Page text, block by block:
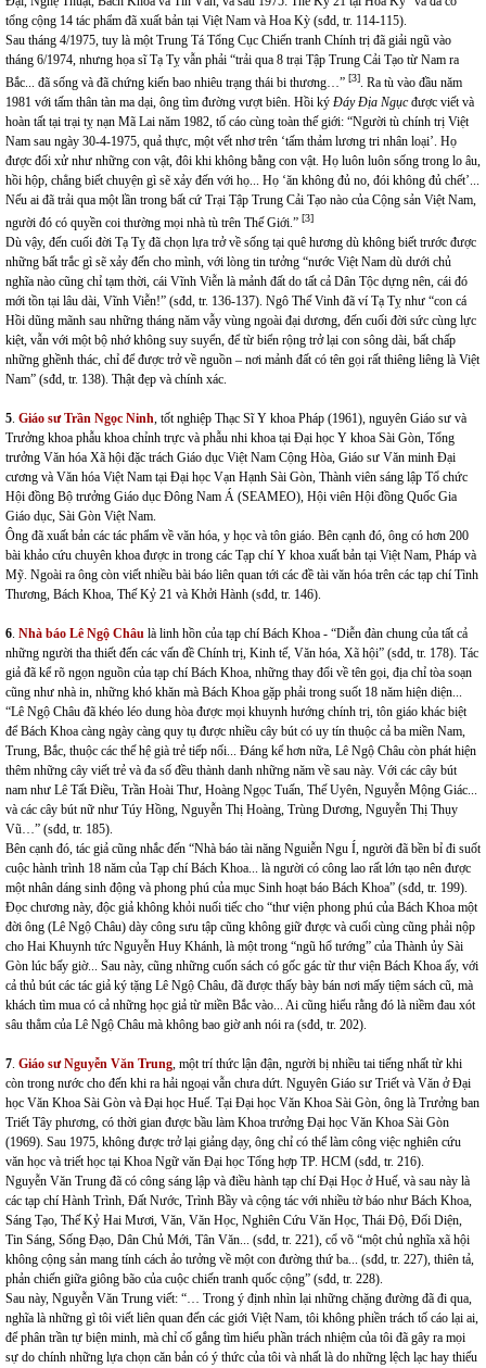
tổng cộng 14 tác phẩm đã xuất bản tại Việt Nam và Hoa Kỳ (sđd, tr. 114-115).
Sau tháng 4/1975, tuy là một Trung Tá Tổng Cục Chiến tranh Chính trị đã giải ngũ vào
tháng 6/1974, nhưng họa sĩ Tạ Tỵ vẫn phải “trải qua 8 trại Tập Trung Cải Tạo từ Nam ra
Bắc... đã sống và đã chứng kiến bao nhiêu trạng thái bi thương…” [3]. Ra tù vào đầu năm
1981 với tấm thân tàn ma dại, ông tìm đường vượt biên. Hồi ký Đáy Địa Ngụcđược viết và
hoàn tất tại trại tỵ nạn Mã Lai năm 1982, tố cáo cùng toàn thế giới: “Người tù chính trị Việt
Nam sau ngày 30-4-1975, quả thực, một vết nhơ trên ‘tấm thảm lương tri nhân loại’. Họ
được đối xử như những con vật, đôi khi không bằng con vật. Họ luôn luôn sống trong lo âu,
hồi hộp, chẳng biết chuyện gì sẽ xảy đến với họ... Họ ‘ăn không đủ no, đói không đủ chết’...
Nếu ai đã trải qua một lần trong bất cứ Trại Tập Trung Cải Tạo nào của Cộng sản Việt Nam,
người đó có quyền coi thường mọi nhà tù trên Thế Giới.” [3]
Dù vậy, đến cuối đời Tạ Tỵ đã chọn lựa trở về sống tại quê hương dù không biết trước được
những bất trắc gì sẽ xảy đến cho mình, với lòng tin tưởng “nước Việt Nam dù dưới chủ
nghĩa nào cũng chỉ tạm thời, cái Vĩnh Viễn là mảnh đất do tất cả Dân Tộc dựng nên, cái đó
mới tồn tại lâu dài, Vĩnh Viễn!” (sđd, tr. 136-137). Ngô Thế Vinh đã ví Tạ Tỵ như “con cá
Hồi dũng mãnh sau những tháng năm vẫy vùng ngoài đại dương, đến cuối đời sức cùng lực
kiệt, vẫn với một bộ nhớ không suy suyển, để từ biển rộng trở lại con sông dài, bất chấp
những ghềnh thác, chỉ để được trở về nguồn – nơi mảnh đất có tên gọi rất thiêng liêng là Việt
Nam” (sđd, tr. 138). Thật đẹp và chính xác.
5. Giáo sư Trần Ngọc Ninh, tốt nghiệp Thạc Sĩ Y khoa Pháp (1961), nguyên Giáo sư và
Trưởng khoa phẫu khoa chỉnh trực và phẫu nhi khoa tại Đại học Y khoa Sài Gòn, Tổng
trưởng Văn hóa Xã hội đặc trách Giáo dục Việt Nam Cộng Hòa, Giáo sư Văn minh Đại
cương và Văn hóa Việt Nam tại Đại học Vạn Hạnh Sài Gòn, Thành viên sáng lập Tổ chức
Hội đồng Bộ trưởng Giáo dục Đông Nam Á (SEAMEO), Hội viên Hội đồng Quốc Gia
Giáo dục, Sài Gòn Việt Nam.
Ông đã xuất bản các tác phẩm về văn hóa, y học và tôn giáo. Bên cạnh đó, ông có hơn 200
bài khảo cứu chuyên khoa được in trong các Tạp chí Y khoa xuất bản tại Việt Nam, Pháp và
Mỹ. Ngoài ra ông còn viết nhiều bài báo liên quan tới các đề tài văn hóa trên các tạp chí Tình
Thương, Bách Khoa, Thế Kỷ 21 và Khởi Hành (sđd, tr. 146).
6. Nhà báo Lê Ngộ Châu là linh hồn của tạp chí Bách Khoa - “Diễn đàn chung của tất cả
những người tha thiết đến các vấn đề Chính trị, Kinh tế, Văn hóa, Xã hội” (sđd, tr. 178). Tác
giả đã kể rõ ngọn nguồn của tạp chí Bách Khoa, những thay đổi về tên gọi, địa chỉ tòa soạn
cũng như nhà in, những khó khăn mà Bách Khoa gặp phải trong suốt 18 năm hiện diện...
“Lê Ngộ Châu đã khéo léo dung hòa được mọi khuynh hướng chính trị, tôn giáo khác biệt
để Bách Khoa càng ngày càng quy tụ được nhiều cây bút có uy tín thuộc cả ba miền Nam,
Trung, Bắc, thuộc các thế hệ già trẻ tiếp nối... Đáng kể hơn nữa, Lê Ngộ Châu còn phát hiện
thêm những cây viết trẻ và đa số đều thành danh những năm về sau này. Với các cây bút
nam như Lê Tất Điều, Trần Hoài Thư, Hoàng Ngọc Tuấn, Thế Uyên, Nguyễn Mộng Giác...
và các cây bút nữ như Túy Hồng, Nguyễn Thị Hoàng, Trùng Dương, Nguyễn Thị Thụy
Vũ…” (sđd, tr. 185).
Bên cạnh đó, tác giả cũng nhắc đến “Nhà báo tài năng Nguiễn Ngu Í, người đã bền bỉ đi suốt
cuộc hành trình 18 năm của Tạp chí Bách Khoa... là người có công lao rất lớn tạo nên được
một nhân dáng sinh động và phong phú của mục Sinh hoạt báo Bách Khoa” (sđd, tr. 199).
Đọc chương này, độc giả không khỏi nuối tiếc cho “thư viện phong phú của Bách Khoa một
đời ông (Lê Ngộ Châu) dày công sưu tập cũng không giữ được và cuối cùng cũng phải nộp
cho Hai Khuynh tức Nguyễn Huy Khánh, là một trong “ngũ hổ tướng” của Thành ủy Sài
Gòn lúc bấy giờ... Sau này, cũng những cuốn sách có gốc gác từ thư viện Bách Khoa ấy, với
cả thủ bút các tác giả ký tặng Lê Ngộ Châu, đã được thấy bày bán nơi mấy tiệm sách cũ, mà
khách tìm mua có cả những học giả từ miền Bắc vào... Ai cũng hiểu rằng đó là niềm đau xót
sâu thẳm của Lê Ngộ Châu mà không bao giờ anh nói ra (sđd, tr. 202).
7. Giáo sư Nguyễn Văn Trung, một trí thức lận đận, người bị nhiều tai tiếng nhất từ khi
còn trong nước cho đến khi ra hải ngoại vẫn chưa dứt. Nguyên Giáo sư Triết và Văn ở Đại
học Văn Khoa Sài Gòn và Đại học Huế. Tại Đại học Văn Khoa Sài Gòn, ông là Trưởng ban
Triết Tây phương, có thời gian được bầu làm Khoa trưởng Đại học Văn Khoa Sài Gòn
(1969). Sau 1975, không được trở lại giảng dạy, ông chỉ có thể làm công việc nghiên cứu
văn học và triết học tại Khoa Ngữ văn Đại học Tổng hợp TP. HCM (sđd, tr. 216).
Nguyễn Văn Trung đã có công sáng lập và điều hành tạp chí Đại Học ở Huế, và sau này là
các tạp chí Hành Trình, Đất Nước, Trình Bầy và cộng tác với nhiều tờ báo như Bách Khoa,
Sáng Tạo, Thế Kỷ Hai Mươi, Văn, Văn Học, Nghiên Cứu Văn Học, Thái Độ, Đối Diện,
Tin Sáng, Sống Đạo, Dân Chủ Mới, Tân Văn... (sđd, tr. 221), cổ võ “một chủ nghĩa xã hội
không cộng sản mang tính cách ảo tưởng về một con đường thứ ba... (sđd, tr. 227), thiên tả,
phản chiến giữa giông bão của cuộc chiến tranh quốc cộng” (sđd, tr. 228).
Sau này, Nguyễn Văn Trung viết: “… Trong ý định nhìn lại những chặng đường đã đi qua,
nghĩa là những gì tôi viết liên quan đến các giới Việt Nam, tôi không phiền trách tố cáo lại ai,
để phân trần tự biện minh, mà chỉ cố gắng tìm hiểu phần trách nhiệm của tôi đã gây ra mọi
sự do chính những lựa chọn căn bản có ý thức của tôi và nhất là do những lệch lạc hay thiếu